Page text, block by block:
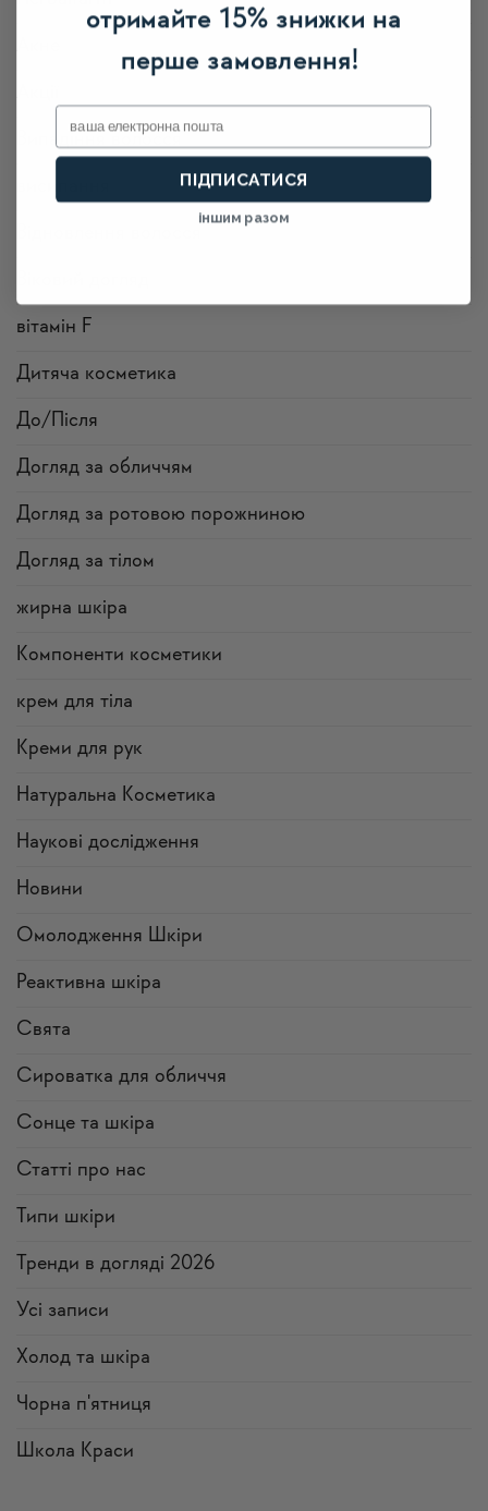
Випадіння волосся
вітамін F
Дитяча косметика
До/Після
Догляд за обличчям
Догляд за ротовою порожниною
Догляд за тілом
жирна шкіра
Компоненти косметики
крем для тіла
Креми для рук
Натуральна Косметика
Наукові дослідження
Новини
Омолодження Шкіри
Реактивна шкіра
Свята
Сироватка для обличчя
Сонце та шкіра
Статті про нас
Типи шкіри
Тренди в догляді 2026
Усi записи
Холод та шкіра
Чорна п'ятниця
Школа Краси
отримайте 15% знижки на
перше замовлення!
Email
ПІДПИСАТИСЯ
іншим разом